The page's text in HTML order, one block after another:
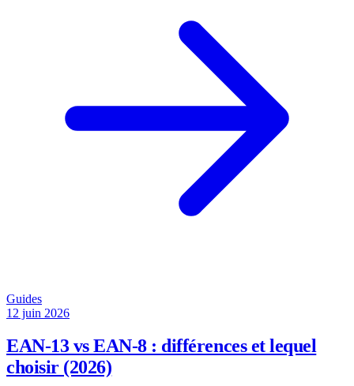
Guides
12 juin 2026
EAN-13 vs EAN-8 : différences et lequel
choisir (2026)